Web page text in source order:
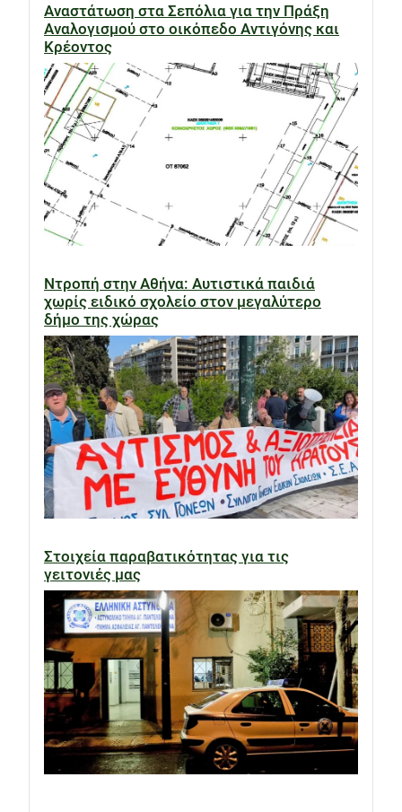
Αναστάτωση στα Σεπόλια για την Πράξη
Αναλογισμού στο οικόπεδο Αντιγόνης και
Κρέοντος
Ντροπή στην Αθήνα: Αυτιστικά παιδιά
χωρίς ειδικό σχολείο στον μεγαλύτερο
δήμο της χώρας
Στοιχεία παραβατικότητας για τις
γειτονιές μας